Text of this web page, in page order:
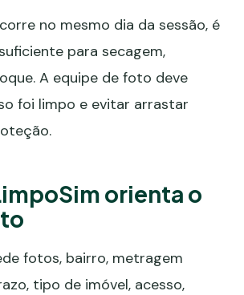
no mesmo dia da sessão, é
para secagem,
A equipe de foto deve
foi limpo e evitar arrastar
orienta o
fotos, bairro, metragem
tipo de imóvel, acesso,